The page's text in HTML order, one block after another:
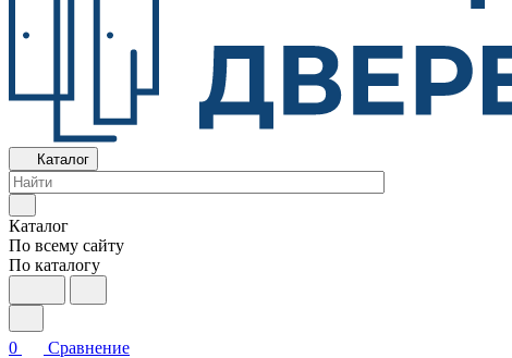
Каталог
Каталог
По всему сайту
По каталогу
0
Сравнение